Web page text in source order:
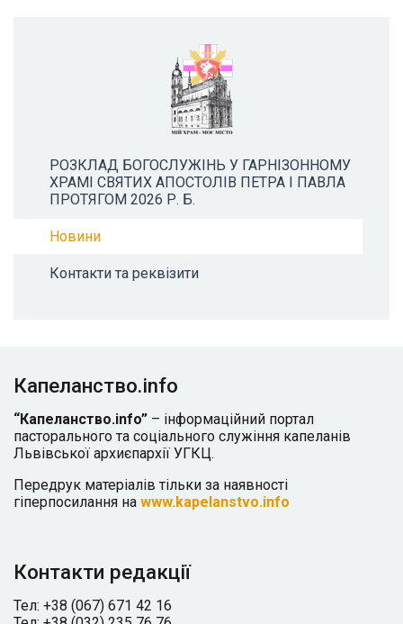
РОЗКЛАД БОГОСЛУЖІНЬ У ГАРНІЗОННОМУ
ХРАМІ СВЯТИХ АПОСТОЛІВ ПЕТРА І ПАВЛА
ПРОТЯГОМ 2026 Р. Б.
Новини
Контакти та реквізити
Капеланство.info
“Капеланство.info” – інформаційний портал
пасторального та соціального служіння капеланів
Львівської архиєпархії УГКЦ.
Передрук матеріалів тільки за наявності
гіперпосилання на www.kapelanstvo.info
Контакти редакції
Тел: +38 (067) 671 42 16